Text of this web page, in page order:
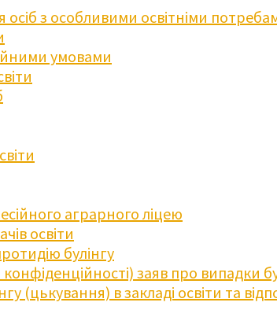
осіб з особливими освітніми
умовами
аграрного ліцею
освіти
булінгу
заяв про випадки
(цькування) в закладі освіти та